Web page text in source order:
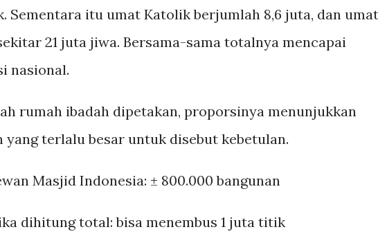
Sementara itu umat Katolik berjumlah 8,6 juta, dan umat
21 juta jiwa. Bersama-sama totalnya mencapai
nasional.
rumah ibadah dipetakan, proporsinya menunjukkan
yang terlalu besar untuk disebut kebetulan.
Masjid Indonesia: ± 800.000 bangunan
dihitung total: bisa menembus 1 juta titik